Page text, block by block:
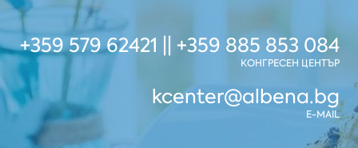
+359 579 62421 || +359 885 853 084
КОНГРЕСЕН ЦЕНТЪР
kcenter@albena.bg
E-MAIL